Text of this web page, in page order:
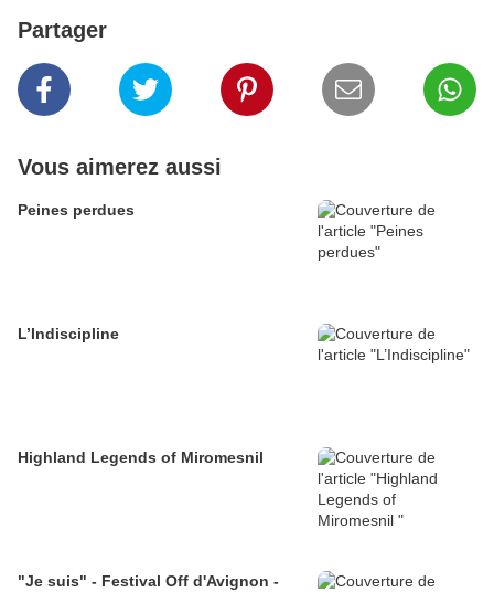
Partager
Vous aimerez aussi
Peines perdues
L’Indiscipline
Highland Legends of Miromesnil
"Je suis" - Festival Off d'Avignon -